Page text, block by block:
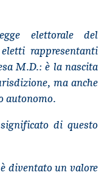
elettorale del
rappresentanti
M.D.: è la nascita
ma anche
autonomo.
di questo
diventato un valore